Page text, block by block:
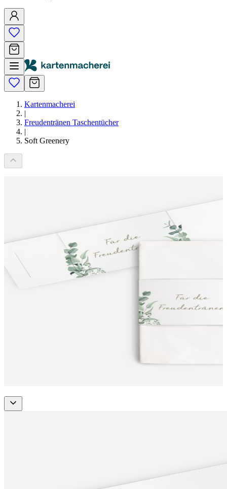
Kartenmacherei
|
Freudentränen Taschentücher
|
Soft Greenery